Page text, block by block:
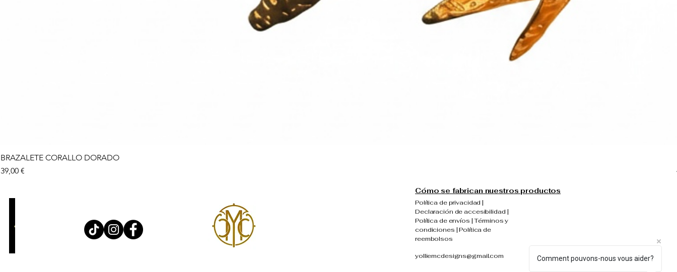
BRAZALETE CORALLO DORADO
Precio
39,00 €
Cómo se fabrican nuestros productos
Política de privacidad |
Declaración de accesibilidad |
Política de envíos | Términos y
condiciones | Política de
reembolsos
yolliemcdesigns@gmail.com Comment pouvons-nous vous aider?